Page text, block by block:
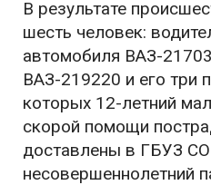
В результате
шесть человек:
автомобиля ВАЗ-
ВАЗ-219220 и его три
которых 12-летний
скорой помощи
доставлены в ГБУЗ
несовершеннолетний